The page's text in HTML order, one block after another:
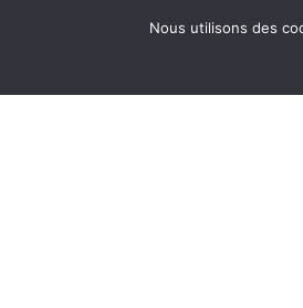
Nous utilisons des